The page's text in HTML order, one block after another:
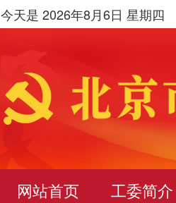
今天是 2026年8月6日 星期四
网站首页 工委简介